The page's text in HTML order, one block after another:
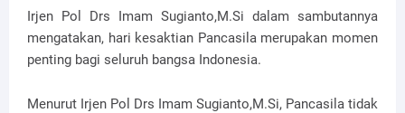
Irjen Pol Drs Imam Sugianto,M.Si dalam sambutannya
mengatakan, hari kesaktian Pancasila merupakan momen
penting bagi seluruh bangsa Indonesia.
Menurut Irjen Pol Drs Imam Sugianto,M.Si, Pancasila tidak